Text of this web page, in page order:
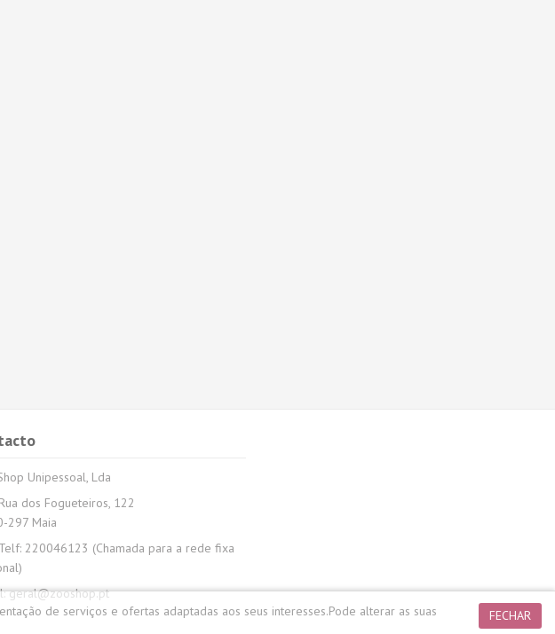
Unipessoal, Lda
Rua dos Fogueteiros, 122
297 Maia
Telf: 220046123 (Chamada para a rede fixa
geral@zooshop.pt
FECHAR
de serviços e ofertas adaptadas aos seus interesses.Pode alterar as suas